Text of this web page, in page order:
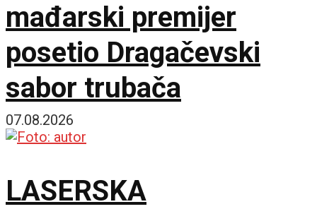
mađarski premijer
posetio Dragačevski
sabor trubača
07.08.2026
LASERSKA